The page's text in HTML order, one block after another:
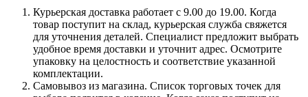
Курьерская доставка работает с 9.00 до 19.00. Когда
товар поступит на склад, курьерская служба свяжется
для уточнения деталей. Специалист предложит выбрать
удобное время доставки и уточнит адрес. Осмотрите
упаковку на целостность и соответствие указанной
комплектации.
Самовывоз из магазина. Список торговых точек для